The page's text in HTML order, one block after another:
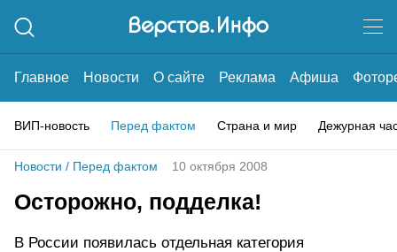
Главное Новости О сайте Реклама Афиша
ВИП-новость Перед фактом Страна и мир Дежурная
Новости / Перед фактом 10 октября 2008
Осторожно, подделка!
В России появилась отдельная категория